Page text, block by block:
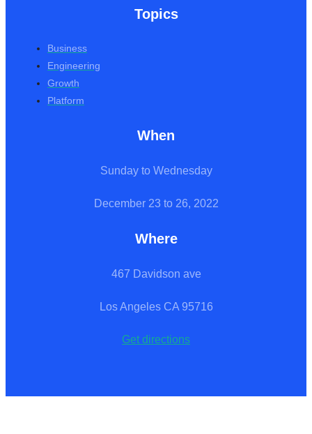
Topics
Business
Engineering
Growth
Platform
When
Sunday to Wednesday
December 23 to 26, 2022
Where
467 Davidson ave
Los Angeles CA 95716
Get directions